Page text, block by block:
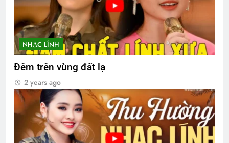
NHẠC LÍNH
Đêm trên vùng đất lạ
2 years ago